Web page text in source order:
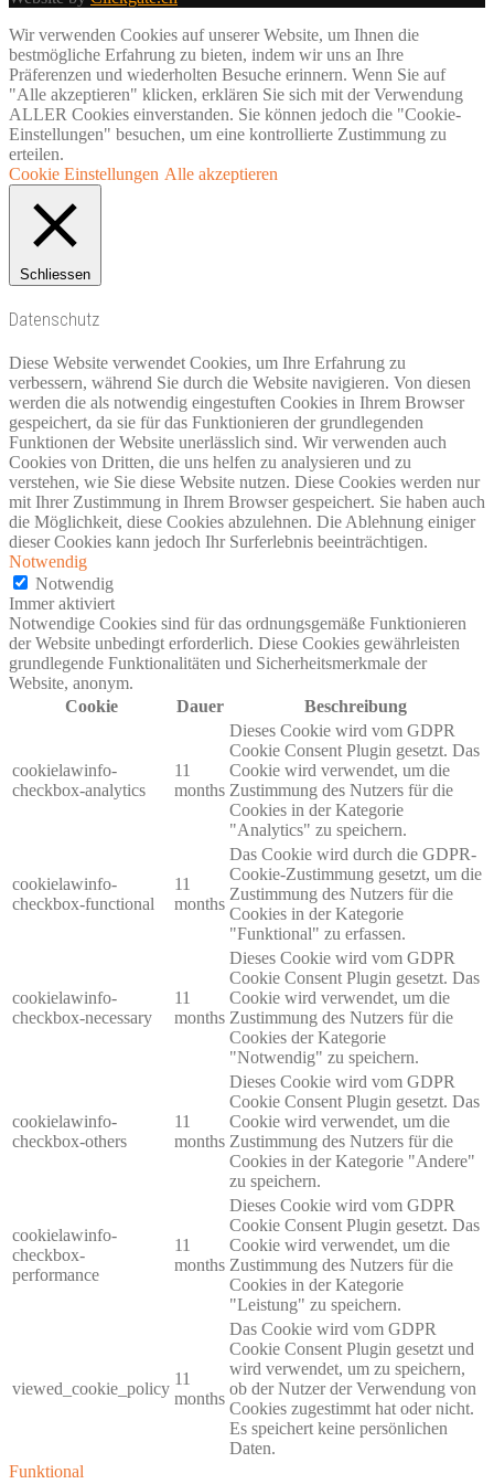
Wir verwenden Cookies auf unserer Website, um Ihnen die
bestmögliche Erfahrung zu bieten, indem wir uns an Ihre
Präferenzen und wiederholten Besuche erinnern. Wenn Sie auf
"Alle akzeptieren" klicken, erklären Sie sich mit der Verwendung
ALLER Cookies einverstanden. Sie können jedoch die "Cookie-
Einstellungen" besuchen, um eine kontrollierte Zustimmung zu
erteilen.
Cookie Einstellungen Alle akzeptieren
Schliessen
Datenschutz
Diese Website verwendet Cookies, um Ihre Erfahrung zu
verbessern, während Sie durch die Website navigieren. Von diesen
werden die als notwendig eingestuften Cookies in Ihrem Browser
gespeichert, da sie für das Funktionieren der grundlegenden
Funktionen der Website unerlässlich sind. Wir verwenden auch
Cookies von Dritten, die uns helfen zu analysieren und zu
verstehen, wie Sie diese Website nutzen. Diese Cookies werden nur
mit Ihrer Zustimmung in Ihrem Browser gespeichert. Sie haben auch
die Möglichkeit, diese Cookies abzulehnen. Die Ablehnung einiger
dieser Cookies kann jedoch Ihr Surferlebnis beeinträchtigen.
Notwendig
Notwendig
Immer aktiviert
Notwendige Cookies sind für das ordnungsgemäße Funktionieren
der Website unbedingt erforderlich. Diese Cookies gewährleisten
grundlegende Funktionalitäten und Sicherheitsmerkmale der
Website, anonym.
Cookie
Dauer Beschreibung
cookielawinfo-
checkbox-analytics
11
months
Dieses Cookie wird vom GDPR
Cookie Consent Plugin gesetzt. Das
Cookie wird verwendet, um die
Zustimmung des Nutzers für die
Cookies in der Kategorie
"Analytics" zu speichern.
cookielawinfo-
checkbox-functional
11
months
Das Cookie wird durch die GDPR-
Cookie-Zustimmung gesetzt, um die
Zustimmung des Nutzers für die
Cookies in der Kategorie
"Funktional" zu erfassen.
cookielawinfo-
checkbox-necessary
11
months
Dieses Cookie wird vom GDPR
Cookie Consent Plugin gesetzt. Das
Cookie wird verwendet, um die
Zustimmung des Nutzers für die
Cookies der Kategorie
"Notwendig" zu speichern.
cookielawinfo-
checkbox-others
11
months
Dieses Cookie wird vom GDPR
Cookie Consent Plugin gesetzt. Das
Cookie wird verwendet, um die
Zustimmung des Nutzers für die
Cookies in der Kategorie "Andere"
zu speichern.
cookielawinfo-
checkbox-
performance
11
months
Dieses Cookie wird vom GDPR
Cookie Consent Plugin gesetzt. Das
Cookie wird verwendet, um die
Zustimmung des Nutzers für die
Cookies in der Kategorie
"Leistung" zu speichern.
viewed_cookie_policy
11
months
Das Cookie wird vom GDPR
Cookie Consent Plugin gesetzt und
wird verwendet, um zu speichern,
ob der Nutzer der Verwendung von
Cookies zugestimmt hat oder nicht.
Es speichert keine persönlichen
Daten.
Funktional